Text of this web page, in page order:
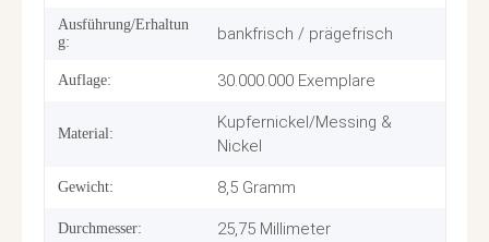
Ausführung/Erhaltun
g:
bankfrisch / prägefrisch
Auflage: 30.000.000 Exemplare
Material:
Kupfernickel/Messing &
Nickel
Gewicht: 8,5 Gramm
Durchmesser: 25,75 Millimeter